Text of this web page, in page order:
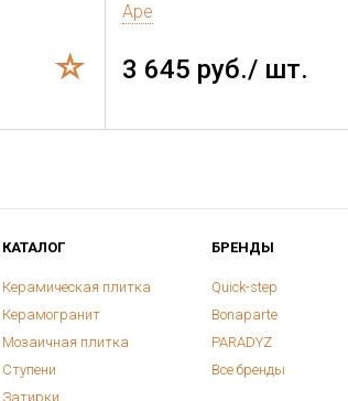
Ape
3 645 руб./ шт.
КАТАЛОГ
Керамическая плитка
Керамогранит
Мозаичная плитка
Ступени
Затирки
БРЕНДЫ
Quick-step
Bonaparte
PARADYZ
Все бренды